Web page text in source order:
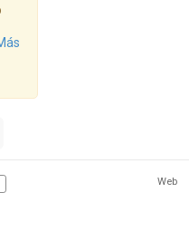
Web